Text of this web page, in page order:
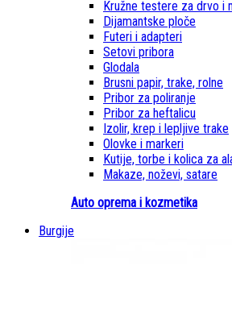
Kružne testere za drvo i
Dijamantske ploče
Futeri i adapteri
Setovi pribora
Glodala
Brusni papir, trake, rolne
Pribor za poliranje
Pribor za heftalicu
Izolir, krep i lepljive trake
Olovke i markeri
Kutije, torbe i kolica za
Makaze, noževi, satare
Auto oprema i kozmetika
Burgije